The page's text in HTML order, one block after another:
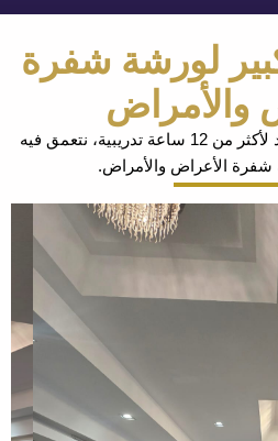
لورشة شفرة
نعود إليكم ببرنامج مكثف يمتد لأكثر من 12 ساعة تدريبية، نتعمق فيه
والأمراض.